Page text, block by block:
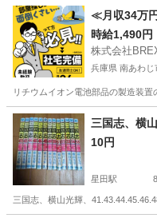
大阪 大阪市 加美駅 本
≪月収34万
時給1,490円
株式会社
兵庫県 南あわじ
リチウムイオン電池部品の製造装
兵庫 南あわじ市 その他
三国志、横
10円
星田駅
三国志、横山光輝、